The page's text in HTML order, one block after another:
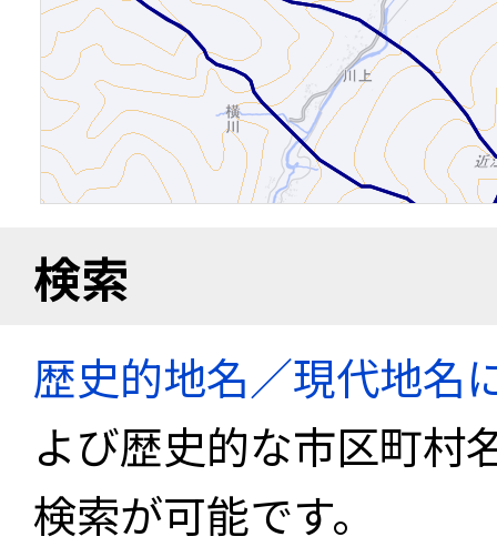
検索
歴史的地名／現代地名
よび歴史的な市区町村
検索が可能です。